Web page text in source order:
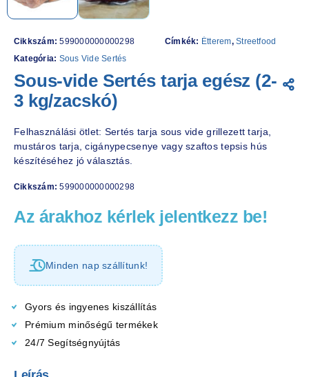
Cikkszám:599000000000298
Kategória: Sous Vide Sertés
Címkék: Étterem,Streetfood
Sous-vide Sertés tarja egész (2-
3 kg/zacskó)
Felhasználási ötlet: Sertés tarja sous vide grillezett tarja,
mustáros tarja, cigánypecsenye vagy szaftos tepsis hús
készítéséhez jó választás.
Cikkszám:599000000000298
Az árakhoz kérlek jelentkezz be!
Minden nap szállítunk!
Gyors és ingyenes kiszállítás
Prémium minőségű termékek
24/7 Segítségnyújtás